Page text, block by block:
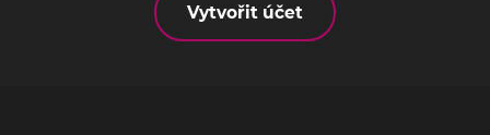
Vytvořit účet